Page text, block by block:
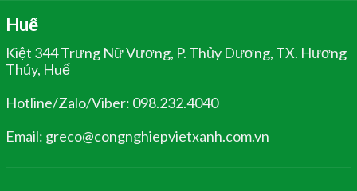
Huế
Kiệt 344 Trưng Nữ Vương, P. Thủy Dương, TX. Hương
Thủy, Huế
Hotline/Zalo/Viber: 098.232.4040
Email: greco@congnghiepvietxanh.com.vn